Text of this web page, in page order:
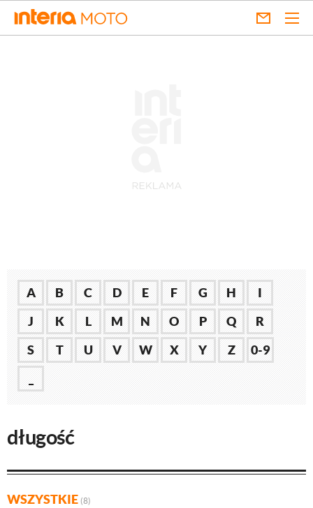
A B C D E F G H
I
J
K L M N O P Q
R
S
T U V W X Y Z
0-9
długość
WSZYSTKIE (8)